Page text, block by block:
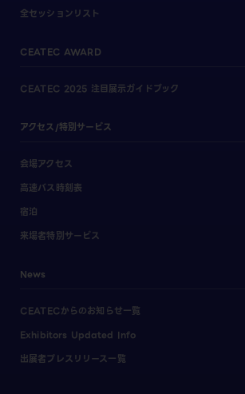
全セッションリスト
CEATEC AWARD
CEATEC 2025 注目展示ガイドブック
アクセス/特別サービス
会場アクセス
高速バス時刻表
宿泊
来場者特別サービス
News
CEATECからのお知らせ一覧
Exhibitors Updated Info
出展者プレスリリース一覧